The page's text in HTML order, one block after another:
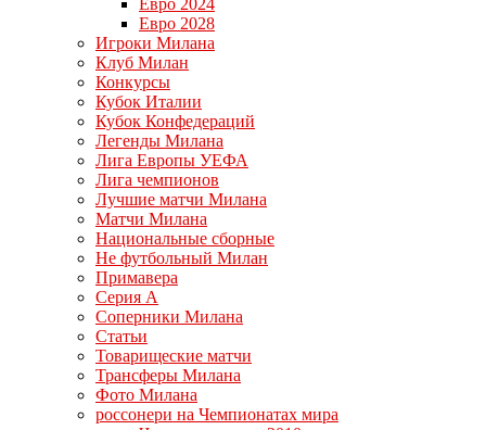
Евро 2024
Евро 2028
Игроки Милана
Клуб Милан
Конкурсы
Кубок Италии
Кубок Конфедераций
Легенды Милана
Лига Европы УЕФА
Лига чемпионов
Лучшие матчи Милана
Матчи Милана
Национальные сборные
Не футбольный Милан
Примавера
Серия А
Соперники Милана
Статьи
Товарищеские матчи
Трансферы Милана
Фото Милана
россонери на Чемпионатах мира